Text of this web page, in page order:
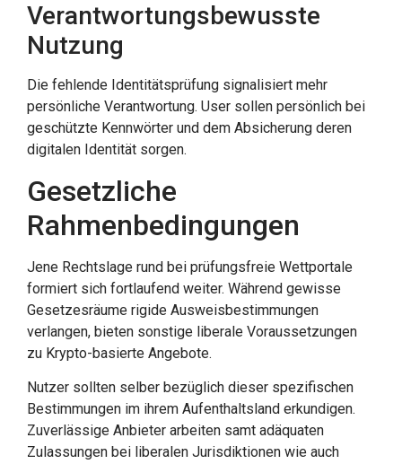
Verantwortungsbewusste
Nutzung
Die fehlende Identitätsprüfung signalisiert mehr
persönliche Verantwortung. User sollen persönlich bei
geschützte Kennwörter und dem Absicherung deren
digitalen Identität sorgen.
Gesetzliche
Rahmenbedingungen
Jene Rechtslage rund bei prüfungsfreie Wettportale
formiert sich fortlaufend weiter. Während gewisse
Gesetzesräume rigide Ausweisbestimmungen
verlangen, bieten sonstige liberale Voraussetzungen
zu Krypto-basierte Angebote.
Nutzer sollten selber bezüglich dieser spezifischen
Bestimmungen im ihrem Aufenthaltsland erkundigen.
Zuverlässige Anbieter arbeiten samt adäquaten
Zulassungen bei liberalen Jurisdiktionen wie auch